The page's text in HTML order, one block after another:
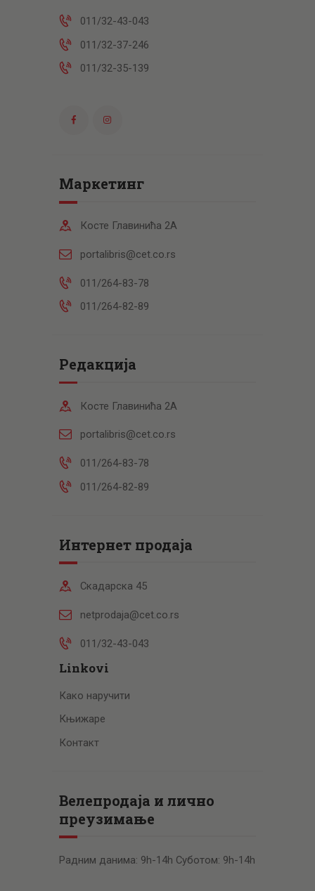
011/32-43-043
011/32-37-246
011/32-35-139
Маркетинг
Косте Главинића 2А
portalibris@cet.co.rs
011/264-83-78
011/264-82-89
Редакција
Косте Главинића 2А
portalibris@cet.co.rs
011/264-83-78
011/264-82-89
Интернет продаја
Скадарска 45
netprodaja@cet.co.rs
011/32-43-043
Linkovi
Како наручити
Књижаре
Контакт
Велепродаја и лично
преузимање
Радним данима: 9h-14h Суботом: 9h-14h